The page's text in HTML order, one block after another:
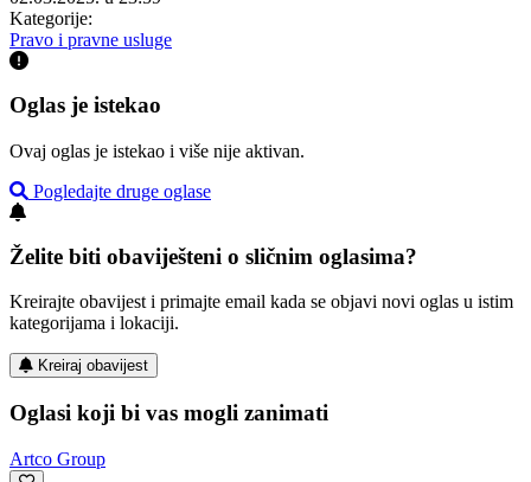
Kategorije:
Pravo i pravne usluge
Oglas je istekao
Ovaj oglas je istekao i više nije aktivan.
Pogledajte druge oglase
Želite biti obaviješteni o sličnim oglasima?
Kreirajte obavijest i primajte email kada se objavi novi oglas u istim
kategorijama i lokaciji.
Kreiraj obavijest
Oglasi koji bi vas mogli zanimati
Artco Group